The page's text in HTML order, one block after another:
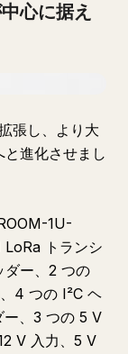
心に据え
張し、より大
進化させまし
1U-
トランシ
ー、2 つの
4 つの I²C ヘ
、3 つの 5 V
V 入力、5 V